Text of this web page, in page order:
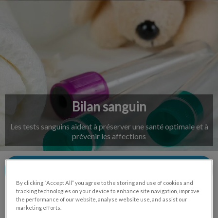
IvcPractices.HeaderNav.Search.Label
Envoyer
Bilan sanguin
Les tests sanguins aident à préserver une santé optimale et à
prévenir les affections
By clicking “Accept All” you agree to the storing and use of cookies and
tracking technologies on your device to enhance site navigation, improve
the performance of our website, analyse website use, and assist our
marketing efforts.